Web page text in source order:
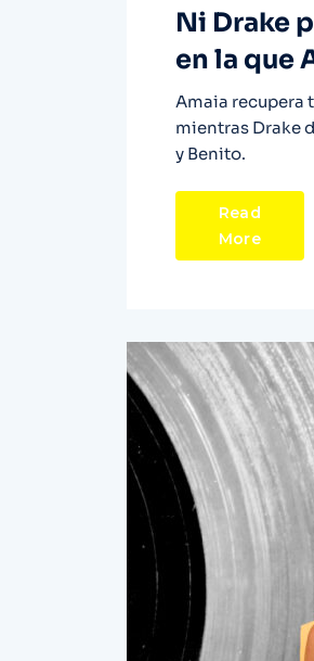
Ni Drake
en la que
Amaia recupera
mientras Drake
y Benito.
Read
More